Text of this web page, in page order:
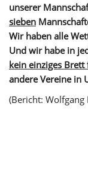
unserer
sieben
Wir haben alle
Und wir habe in
kein einziges Brett
andere Vereine in
(Bericht: Wolfgang